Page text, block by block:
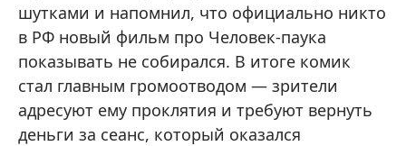
шутками и напомнил, что официально никто
в РФ новый фильм про Человек-паука
показывать не собирался. В итоге комик
стал главным громоотводом — зрители
адресуют ему проклятия и требуют вернуть
деньги за сеанс, который оказался